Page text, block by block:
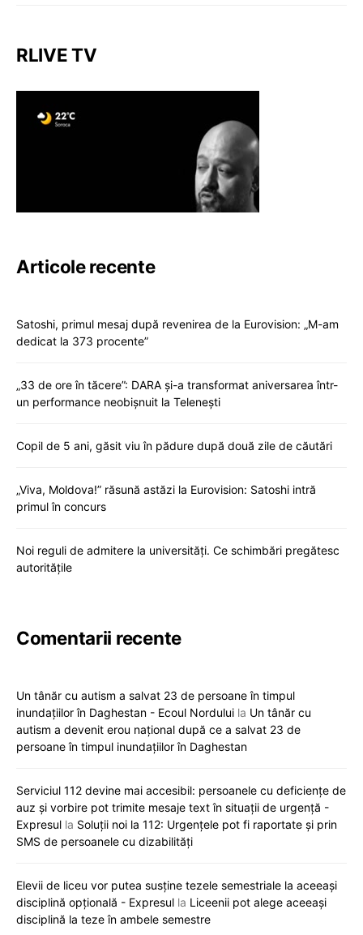
RLIVE TV
Articole recente
Satoshi, primul mesaj după revenirea de la Eurovision: „M-am
dedicat la 373 procente”
„33 de ore în tăcere”: DARA și-a transformat aniversarea într-
un performance neobișnuit la Telenești
Copil de 5 ani, găsit viu în pădure după două zile de căutări
„Viva, Moldova!” răsună astăzi la Eurovision: Satoshi intră
primul în concurs
Noi reguli de admitere la universități. Ce schimbări pregătesc
autoritățile
Comentarii recente
Un tânăr cu autism a salvat 23 de persoane în timpul
inundațiilor în Daghestan - Ecoul Nordului la Un tânăr cu
autism a devenit erou național după ce a salvat 23 de
persoane în timpul inundațiilor în Daghestan
Serviciul 112 devine mai accesibil: persoanele cu deficiențe de
auz și vorbire pot trimite mesaje text în situații de urgență -
Expresul la Soluții noi la 112: Urgențele pot fi raportate și prin
SMS de persoanele cu dizabilități
Elevii de liceu vor putea susține tezele semestriale la aceeași
disciplină opțională - Expresul la Liceenii pot alege aceeași
disciplină la teze în ambele semestre